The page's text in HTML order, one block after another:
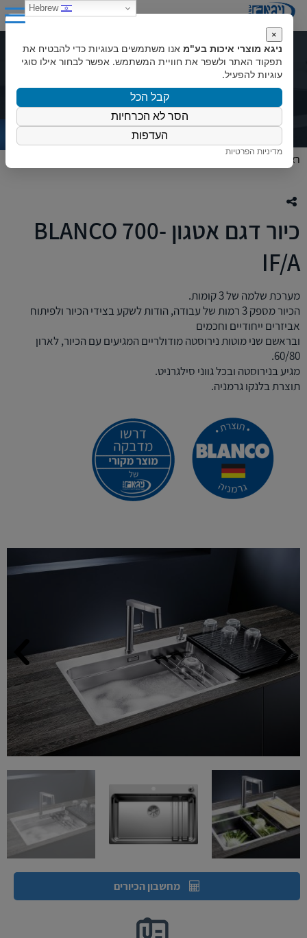
כיור דגם אטגון BLANCO 700-IF/A
ראשי
כיור דגם אטגון BLANCO 700-
IF/A
מערכת שלמה של 3 קומות.
הכיור מספק 3 רמות של עבודה, הודות לשקע בצידי הכיור ולפיתוח
אביזרים ייחודיים וחכמים
ובראשם שני מוטות נירוסטה מודולריים המגיעים עם הכיור, לארון
60/80.
מגיע בנירוסטה ובכל גווני סילגרניט.
תוצרת בלנקו גרמניה.
מחשבון הכיורים
×
ניגא מוצרי איכות בע"מ אנו משתמשים בעוגיות כדי להבטיח את
תפקוד האתר ולשפר את חוויית המשתמש. אפשר לבחור אילו סוגי
עוגיות להפעיל.
קבל הכל
הסר לא הכרחיות
העדפות
מדיניות הפרטיות
Hebrew